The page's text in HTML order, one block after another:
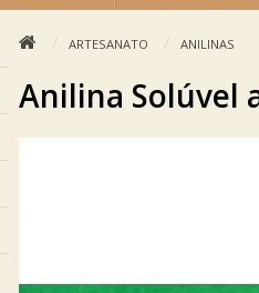
ARTESANATO ANILINAS
Anilina Solúvel